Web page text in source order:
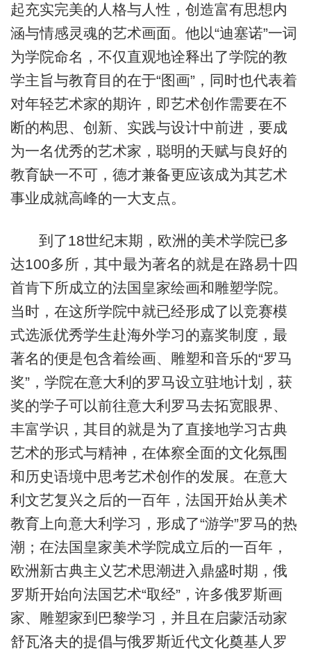
起充实完美的人格与人性，创造富有思想内
涵与情感灵魂的艺术画面。他以“迪塞诺”一词
为学院命名，不仅直观地诠释出了学院的教
学主旨与教育目的在于“图画”，同时也代表着
对年轻艺术家的期许，即艺术创作需要在不
断的构思、创新、实践与设计中前进，要成
为一名优秀的艺术家，聪明的天赋与良好的
教育缺一不可，德才兼备更应该成为其艺术
事业成就高峰的一大支点。
到了18世纪末期，欧洲的美术学院已多
达100多所，其中最为著名的就是在路易十四
首肯下所成立的法国皇家绘画和雕塑学院。
当时，在这所学院中就已经形成了以竞赛模
式选派优秀学生赴海外学习的嘉奖制度，最
著名的便是包含着绘画、雕塑和音乐的“罗马
奖”，学院在意大利的罗马设立驻地计划，获
奖的学子可以前往意大利罗马去拓宽眼界、
丰富学识，其目的就是为了直接地学习古典
艺术的形式与精神，在体察全面的文化氛围
和历史语境中思考艺术创作的发展。在意大
利文艺复兴之后的一百年，法国开始从美术
教育上向意大利学习，形成了“游学”罗马的热
潮；在法国皇家美术学院成立后的一百年，
欧洲新古典主义艺术思潮进入鼎盛时期，俄
罗斯开始向法国艺术“取经”，许多俄罗斯画
家、雕塑家到巴黎学习，并且在启蒙活动家
舒瓦洛夫的提倡与俄罗斯近代文化奠基人罗